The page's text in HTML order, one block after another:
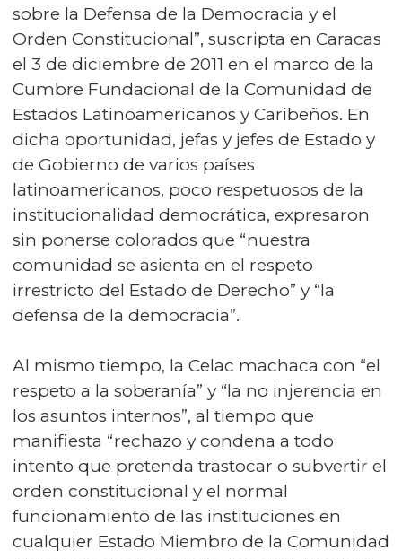
sobre la Defensa de la Democracia y el
Orden Constitucional”, suscripta en Caracas
el 3 de diciembre de 2011 en el marco de la
Cumbre Fundacional de la Comunidad de
Estados Latinoamericanos y Caribeños. En
dicha oportunidad, jefas y jefes de Estado y
de Gobierno de varios países
latinoamericanos, poco respetuosos de la
institucionalidad democrática, expresaron
sin ponerse colorados que “nuestra
comunidad se asienta en el respeto
irrestricto del Estado de Derecho” y “la
defensa de la democracia”.
Al mismo tiempo, la Celac machaca con “el
respeto a la soberanía” y “la no injerencia en
los asuntos internos”, al tiempo que
manifiesta “rechazo y condena a todo
intento que pretenda trastocar o subvertir el
orden constitucional y el normal
funcionamiento de las instituciones en
cualquier Estado Miembro de la Comunidad